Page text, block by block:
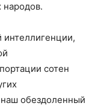
народов.
интеллигенции,
сотен
обездоленный